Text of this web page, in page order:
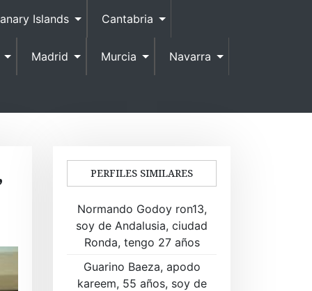
Islands Cantabria
Madrid Murcia Navarra
PERFILES SIMILARES
Normando Godoy ron13,
soy de Andalusia, ciudad
Ronda, tengo 27 años
Guarino Baeza, apodo
kareem, 55 años, soy de